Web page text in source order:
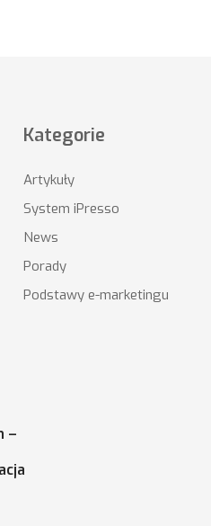
Kategorie
Artykuły
System iPresso
News
Porady
Podstawy e-marketingu
–